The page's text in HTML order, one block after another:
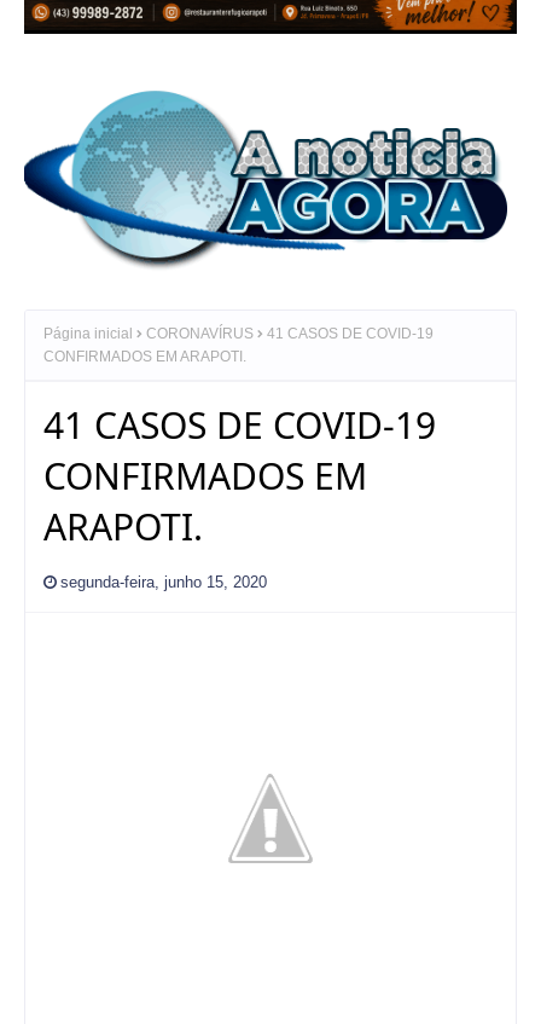
Página inicial CORONAVÍRUS
41 CASOS DE COVID-19
CONFIRMADOS EM ARAPOTI.
41 CASOS DE COVID-19
CONFIRMADOS EM
ARAPOTI.
segunda-feira, junho 15, 2020